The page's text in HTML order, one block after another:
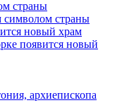
символом страны
появится новый